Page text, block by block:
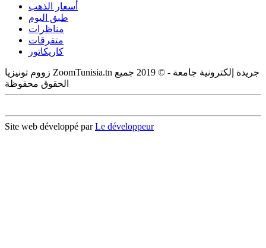
أسعار الذهب
طبق اليوم
مناظرات
متفرقات
كاريكاتور
زووم تونيزيا ZoomTunisia.tn جريدة إلكترونية جامعة - © 2019 جميع
الحقوق محفوظة
Site web développé parLe développeur